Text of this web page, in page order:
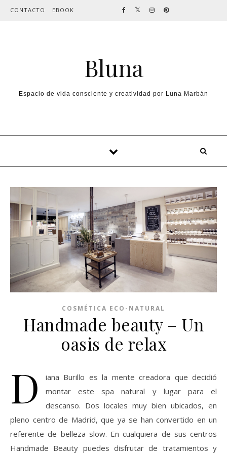
Skip to content
CONTACTO EBOOK
Bluna
Espacio de vida consciente y creatividad por Luna Marbán
COSMÉTICA ECO-NATURAL
Handmade beauty – Un
oasis de relax
D
iana Burillo es la mente creadora que decidió
montar este spa natural y lugar para el
descanso. Dos locales muy bien ubicados, en
pleno centro de Madrid, que ya se han convertido en un
referente de belleza slow. En cualquiera de sus centros
Handmade Beauty puedes disfrutar de tratamientos y